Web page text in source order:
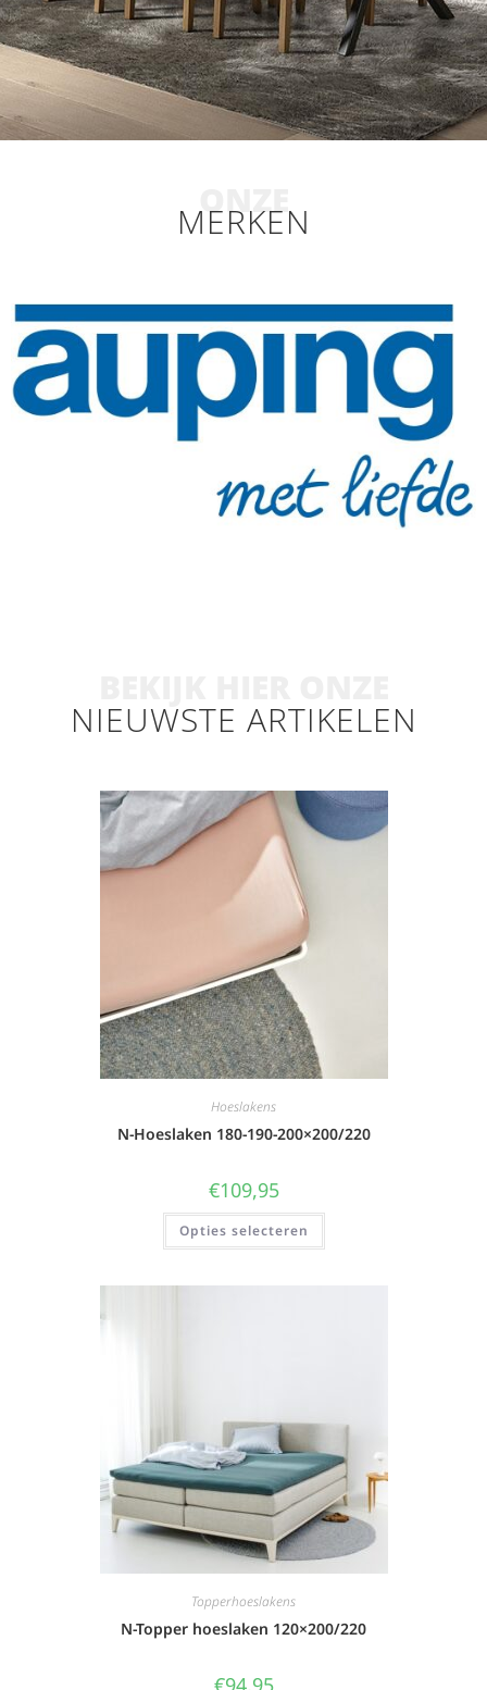
ONZE
MERKEN
NIEUWSTE ARTIKELEN
Hoeslakens
N-Hoeslaken 180-190-200×200/220
€109,95
Opties selecteren
Topperhoeslakens
N-Topper hoeslaken 120×200/220
€94,95